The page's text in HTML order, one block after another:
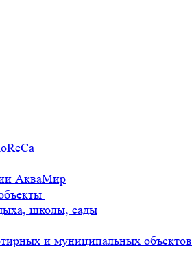
АкваМир
школы, сады
и муниципальных объектов